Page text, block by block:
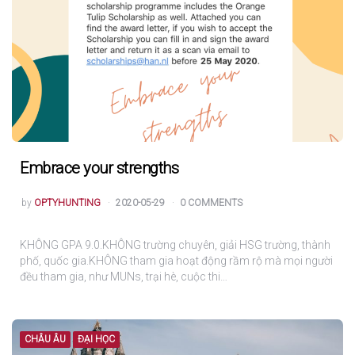
Embrace your strengths
POSTED
by OPTYHUNTING 2020-05-29 0 COMMENTS
KHÔNG GPA 9.0.KHÔNG trường chuyên, giải HSG trường, thành
phố, quốc gia.KHÔNG tham gia hoạt động rầm rộ mà mọi người
đều tham gia, như MUNs, trại hè, cuộc thi…
CHÂU ÂU ĐẠI HỌC